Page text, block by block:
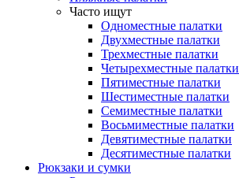
Часто ищут
Одноместные палатки
Двухместные палатки
Трехместные палатки
Четырехместные палатки
Пятиместные палатки
Шестиместные палатки
Семиместные палатки
Восьмиместные палатки
Девятиместные палатки
Десятиместные палатки
Рюкзаки и сумки